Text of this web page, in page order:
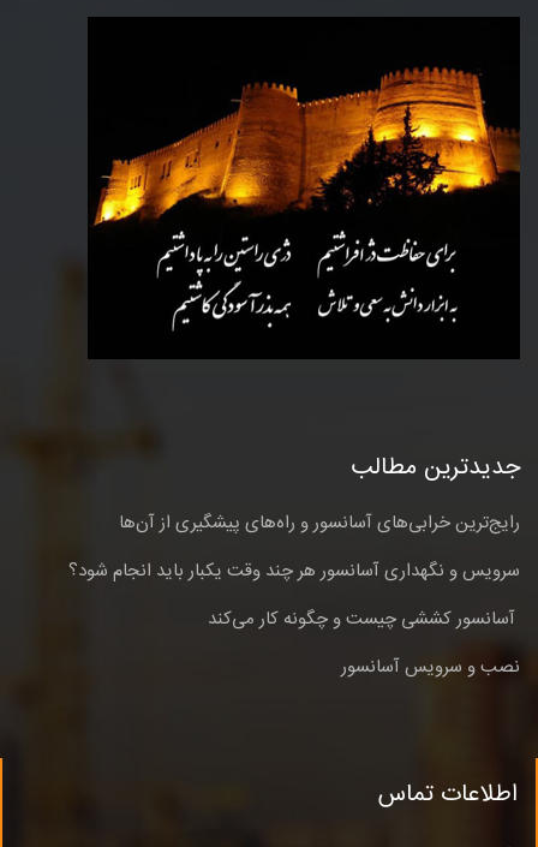
جدیدترین مطالب
رایج‌ترین خرابی‌های آسانسور و راه‌های پیشگیری از آن‌ها
سرویس و نگهداری آسانسور هر چند وقت یکبار باید انجام شود؟
آسانسور کششی چیست و چگونه کار می‌کند
نصب و سرویس آسانسور
اطلاعات تماس